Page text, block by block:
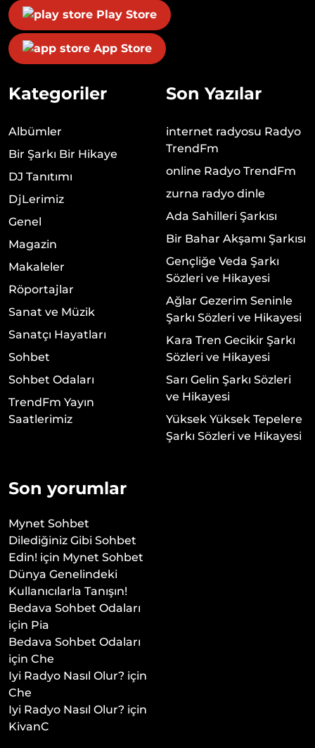
Play Store
App Store
Kategoriler
Albümler
Bir Şarkı Bir Hikaye
DJ Tanıtımı
DjLerimiz
Genel
Magazin
Makaleler
Röportajlar
Sanat ve Müzik
Sanatçı Hayatları
Sohbet
Sohbet Odaları
TrendFm Yayın
Saatlerimiz
Son Yazılar
internet radyosu Radyo
TrendFm
online Radyo TrendFm
zurna radyo dinle
Ada Sahilleri Şarkısı
Bir Bahar Akşamı Şarkısı
Gençliğe Veda Şarkı
Sözleri ve Hikayesi
Ağlar Gezerim Seninle
Şarkı Sözleri ve Hikayesi
Kara Tren Gecikir Şarkı
Sözleri ve Hikayesi
Sarı Gelin Şarkı Sözleri
ve Hikayesi
Yüksek Yüksek Tepelere
Şarkı Sözleri ve Hikayesi
Son yorumlar
Mynet Sohbet
Dilediğiniz Gibi Sohbet
Edin! için Mynet Sohbet
Dünya Genelindeki
Kullanıcılarla Tanışın!
Bedava Sohbet Odaları
için Pia
Bedava Sohbet Odaları
için Che
Iyi Radyo Nasıl Olur? için
Che
Iyi Radyo Nasıl Olur? için
KivanC